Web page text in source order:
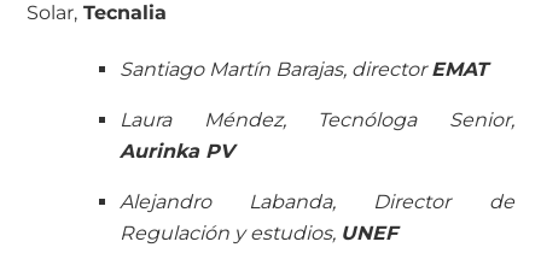
Solar, Tecnalia
Santiago Martín Barajas, directorEMAT
Laura Méndez, Tecnóloga Senior,
Aurinka PV
Alejandro Labanda, Director de
Regulación y estudios, UNEF